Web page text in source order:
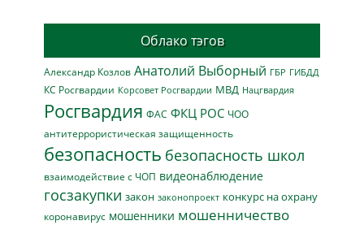
Облако тэгов
Александр Козлов Анатолий Выборный ГБР ГИБДД
КС Росгвардии Корсовет Росгвардии МВД Нацгвардия
Росгвардия ФАС ФКЦ РОС ЧОО
антитеррористическая защищенность
безопасность безопасность школ
взаимодействие с ЧОП видеонаблюдение
госзакупки закон законопроект конкурс на охрану
коронавирус мошенники мошенничество